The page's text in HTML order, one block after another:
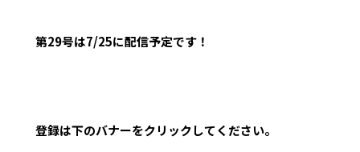
第29号は7/25に配信予定です！
登録は下のバナーをクリックしてください。